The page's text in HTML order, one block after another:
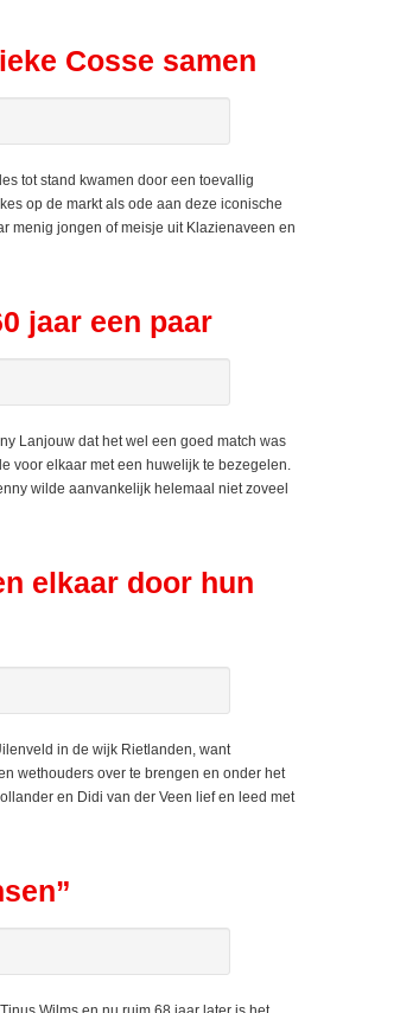
Cosse samen
tot stand kwamen door een toevallig
op de markt als ode aan deze iconische
menig jongen of meisje uit Klazienaveen en
jaar een paar
Lanjouw dat het wel een goed match was
voor elkaar met een huwelijk te bezegelen.
wilde aanvankelijk helemaal niet zoveel
elkaar door hun
in de wijk Rietlanden, want
wethouders over te brengen en onder het
en Didi van der Veen lief en leed met